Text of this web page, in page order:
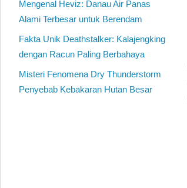
Mengenal Heviz: Danau Air Panas
Alami Terbesar untuk Berendam
Fakta Unik Deathstalker: Kalajengking
dengan Racun Paling Berbahaya
Misteri Fenomena Dry Thunderstorm
Penyebab Kebakaran Hutan Besar